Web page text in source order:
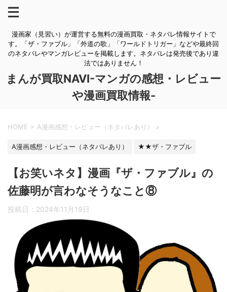
漫画家（見習い）が運営する無料の漫画買取・ネタバレ情報サイトで
す。「ザ・ファブル」「外道の歌」「ワールドトリガー」などや最終回
のネタバレやマンガレビューを掲載します。ネタバレは発売後であり違
法ではありません！
まんが買取NAVI-マンガの感想・レビュー
や漫画買取情報-
HOME > A漫画感想・レビュー（ネタバレあり） >
A漫画感想・レビュー（ネタバレあり） ★★ザ・ファブル
【お笑いネタ】漫画『ザ・ファブル』の
佐藤明が言わなそうなこと⑧
投稿日： 2024年11月19日